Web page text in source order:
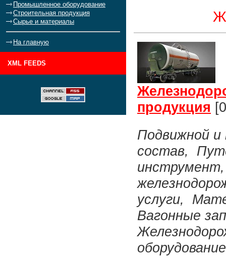
Промышленное оборудование
Строительная продукция
Сырье и материалы
На главную
XML FEEDS
продукция
Подвижной
состав,
услуги,
Вагонные
оборудование